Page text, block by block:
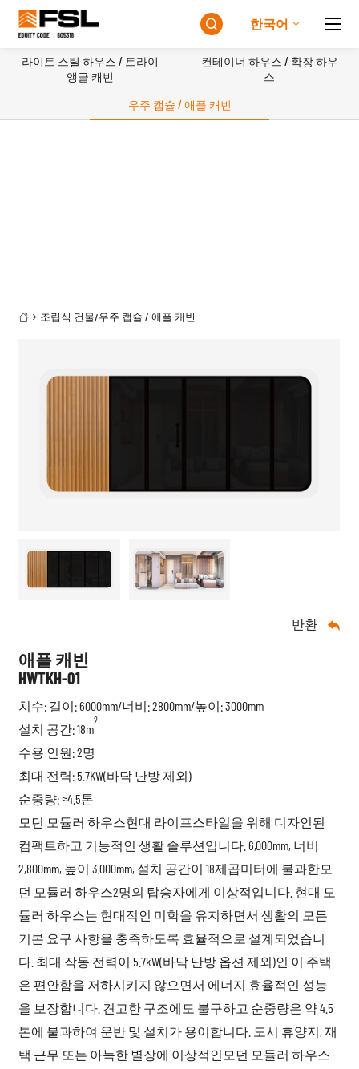
 한국어
라이트 스틸 하우스 / 트라이
앵글 캐빈
컨테이너 하우스 / 확장 하우
스
우주 캡슐 / 애플 캐빈
 조립식 건물/우주 캡슐 / 애플 캐빈
반환 
애플 캐빈
HWTKH-01
치수: 길이: 6000mm/너비: 2800mm/높이: 3000mm
설치 공간: 18m
2
수용 인원: 2명
최대 전력: 5.7KW(바닥 난방 제외)
순중량: ≈4.5톤
모던 모듈러 하우스현대 라이프스타일을 위해 디자인된
컴팩트하고 기능적인 생활 솔루션입니다. 6,000mm, 너비
2,800mm, 높이 3,000mm, 설치 공간이 18제곱미터에 불과한모
던 모듈러 하우스2명의 탑승자에게 이상적입니다. 현대 모
듈러 하우스는 현대적인 미학을 유지하면서 생활의 모든
기본 요구 사항을 충족하도록 효율적으로 설계되었습니
다. 최대 작동 전력이 5.7kW(바닥 난방 옵션 제외)인 이 주택
은 편안함을 저하시키지 않으면서 에너지 효율적인 성능
을 보장합니다. 견고한 구조에도 불구하고 순중량은 약 4.5
톤에 불과하여 운반 및 설치가 용이합니다. 도시 휴양지, 재
택 근무 또는 아늑한 별장에 이상적인 모던 모듈러 하우스